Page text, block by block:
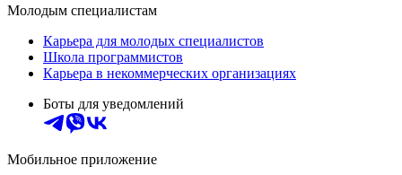
Молодым специалистам
Карьера для молодых специалистов
Школа программистов
Карьера в некоммерческих организациях
Боты для уведомлений
Мобильное приложение